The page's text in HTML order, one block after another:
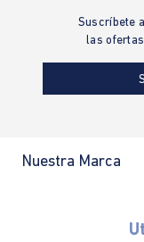
Suscríbete
las
Nuestra Marca